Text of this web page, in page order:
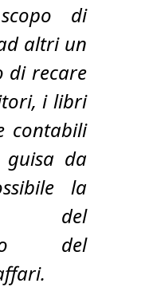
di
altri un
di recare
i libri
contabili
da
la
del
o del